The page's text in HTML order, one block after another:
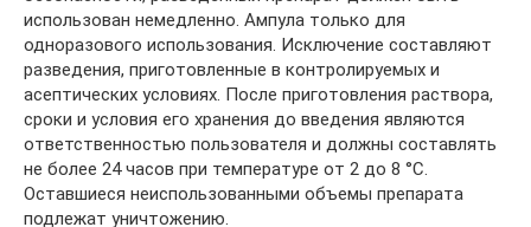
использован немедленно. Ампула только для
одноразового использования. Исключение составляют
разведения, приготовленные в контролируемых и
асептических условиях. После приготовления раствора,
сроки и условия его хранения до введения являются
ответственностью пользователя и должны составлять
не более 24 часов при температуре от 2 до 8 °С.
Оставшиеся неиспользованными объемы препарата
подлежат уничтожению.